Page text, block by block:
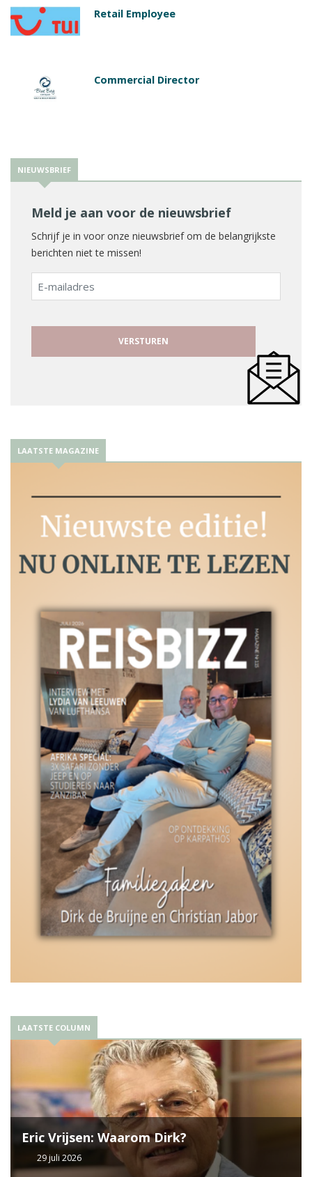
Retail Employee
Commercial Director
NIEUWSBRIEF
Meld je aan voor de nieuwsbrief
Schrijf je in voor onze nieuwsbrief om de belangrijkste
berichten niet te missen!
E-
mailadres
LAATSTE MAGAZINE
LAATSTE COLUMN
Eric Vrijsen: Waarom Dirk?
29 juli 2026